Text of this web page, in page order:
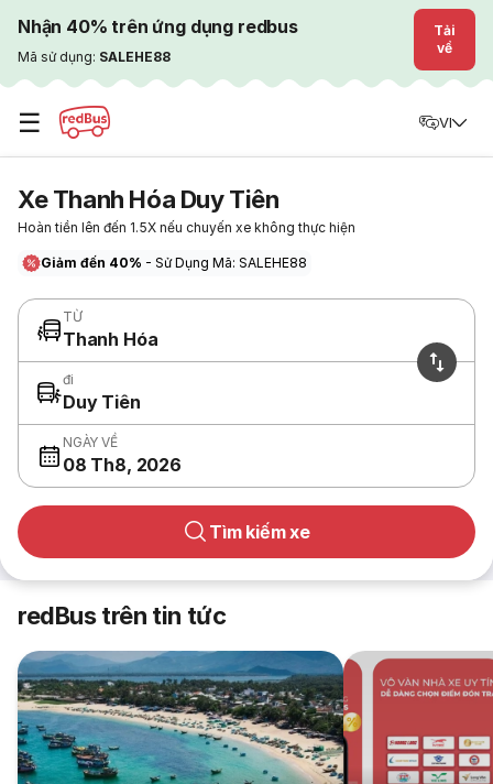
Nhận 40% trên ứng dụng redbus
Mã sử dụng: SALEHE88
Tải
về
☰ VI
Xe Thanh Hóa Duy Tiên
Hoàn tiền lên đến 1.5X nếu chuyến xe không thực hiện
Giảm đến 40% - Sử Dụng Mã: SALEHE88
TỪ
Thanh Hóa
đi
Duy Tiên
NGÀY VỀ
08 Th8, 2026
Tìm kiếm xe
redBus trên tin tức